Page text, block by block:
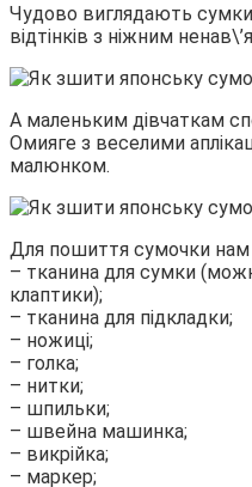
Чудово виглядають
відтінків з ніжним
А маленьким дівчаткам
Омияге з веселими
малюнком.
Для пошиття сумочки нам
– тканина для сумки
клаптики);
– тканина для підкладки;
– ножиці;
– голка;
– нитки;
– шпильки;
– швейна машинка;
– викрійка;
– маркер;